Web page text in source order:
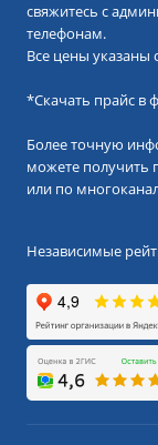
свяжитесь с
телефонам.
Все цены указаны
*Скачать прайс в
Более точную
можете получить
или по
Независимые